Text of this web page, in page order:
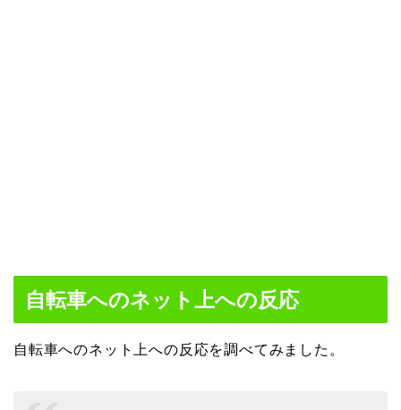
自転車へのネット上への反応
自転車へのネット上への反応を調べてみました。